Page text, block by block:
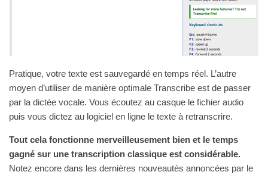
Pratique, votre texte est sauvegardé en temps réel. L’autre
moyen d’utiliser de manière optimale Transcribe est de passer
par la dictée vocale. Vous écoutez au casque le fichier audio
puis vous dictez au logiciel en ligne le texte à retranscrire.
Tout cela fonctionne merveilleusement bien et le temps
gagné sur une transcription classique est considérable.
Notez encore dans les dernières nouveautés annoncées par le